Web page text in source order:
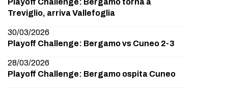
Treviglio, arriva Vallefoglia
30/03/2026
Playoff Challenge: Bergamo vs Cuneo 2-3
28/03/2026
Playoff Challenge: Bergamo ospita Cuneo